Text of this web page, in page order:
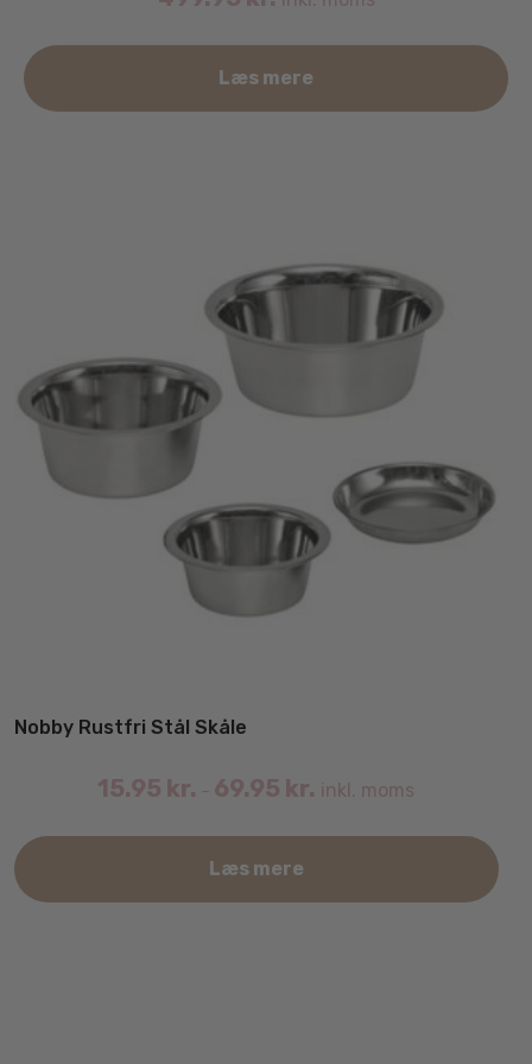
Læs mere
Nobby Rustfri Stål Skåle
15.95 kr. – 69.95 kr. inkl. moms
Læs mere